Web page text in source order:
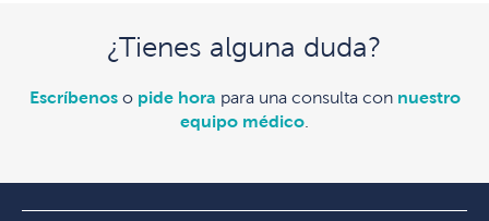
¿Tienes alguna duda?
Escríbenoso pide hora para una consulta con nuestro
equipo médico